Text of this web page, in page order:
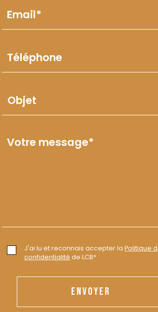
J'ai lu et reconnais accepter la Politique
confidentialité de LCB*
ENVOYER